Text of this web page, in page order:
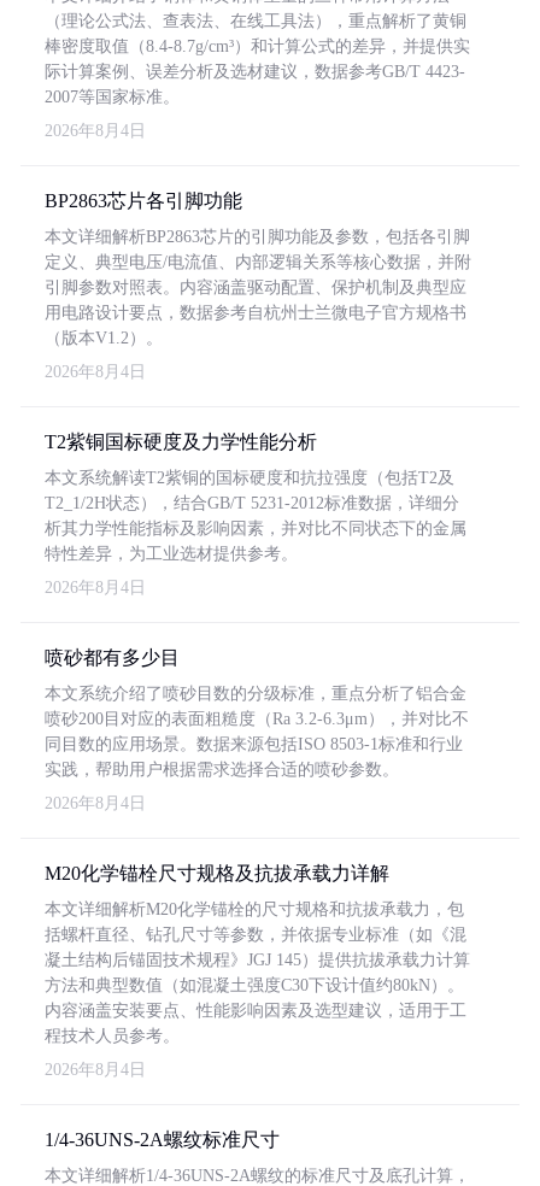
（理论公式法、查表法、在线工具法），重点解析了黄铜
棒密度取值（8.4-8.7g/cm³）和计算公式的差异，并提供实
际计算案例、误差分析及选材建议，数据参考GB/T 4423-
2007等国家标准。
2026年8月4日
BP2863芯片各引脚功能
本文详细解析BP2863芯片的引脚功能及参数，包括各引脚
定义、典型电压/电流值、内部逻辑关系等核心数据，并附
引脚参数对照表。内容涵盖驱动配置、保护机制及典型应
用电路设计要点，数据参考自杭州士兰微电子官方规格书
（版本V1.2）。
2026年8月4日
T2紫铜国标硬度及力学性能分析
本文系统解读T2紫铜的国标硬度和抗拉强度（包括T2及
T2_1/2H状态），结合GB/T 5231-2012标准数据，详细分
析其力学性能指标及影响因素，并对比不同状态下的金属
特性差异，为工业选材提供参考。
2026年8月4日
喷砂都有多少目
本文系统介绍了喷砂目数的分级标准，重点分析了铝合金
喷砂200目对应的表面粗糙度（Ra 3.2-6.3μm），并对比不
同目数的应用场景。数据来源包括ISO 8503-1标准和行业
实践，帮助用户根据需求选择合适的喷砂参数。
2026年8月4日
M20化学锚栓尺寸规格及抗拔承载力详解
本文详细解析M20化学锚栓的尺寸规格和抗拔承载力，包
括螺杆直径、钻孔尺寸等参数，并依据专业标准（如《混
凝土结构后锚固技术规程》JGJ 145）提供抗拔承载力计算
方法和典型数值（如混凝土强度C30下设计值约80kN）。
内容涵盖安装要点、性能影响因素及选型建议，适用于工
程技术人员参考。
2026年8月4日
1/4-36UNS-2A螺纹标准尺寸
本文详细解析1/4-36UNS-2A螺纹的标准尺寸及底孔计算，